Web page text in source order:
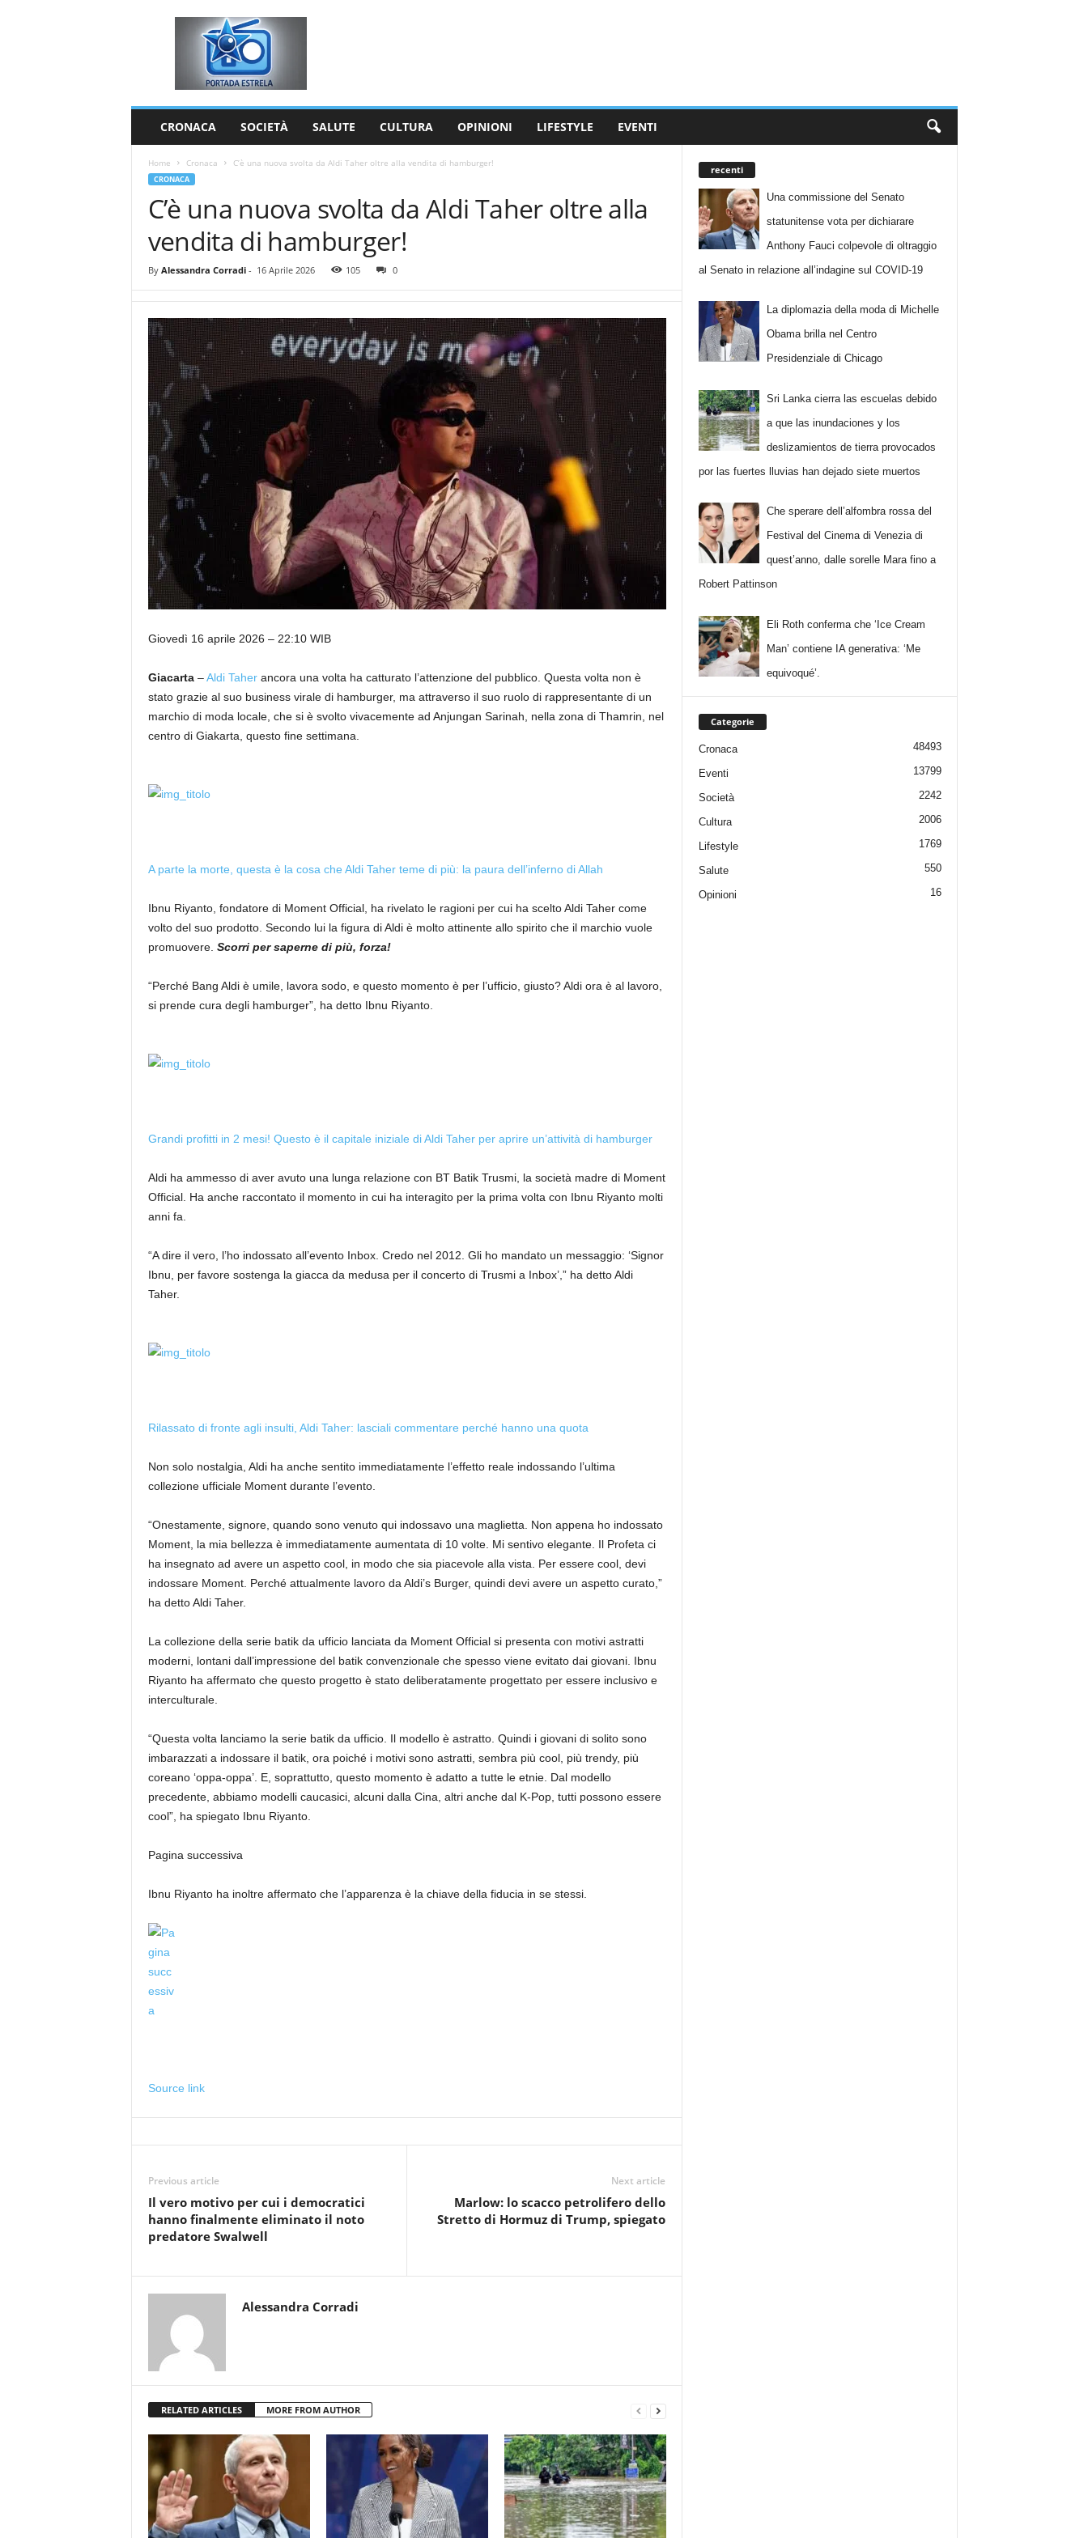
CRONACA SOCIETÀ SALUTE CULTURA OPINIONI LIFESTYLE EVENTI
Home Cronaca C’è una nuova svolta da Aldi Taher oltre alla vendita di hamburger!
CRONACA
C’è una nuova svolta da Aldi Taher oltre alla
vendita di hamburger!
By Alessandra Corradi- 16 Aprile 2026 105 0
Giovedì 16 aprile 2026 – 22:10 WIB
Giacarta –Aldi Taherancora una volta ha catturato l’attenzione del pubblico. Questa volta non è
stato grazie al suo business virale di hamburger, ma attraverso il suo ruolo di rappresentante di un
marchio di moda locale, che si è svolto vivacemente ad Anjungan Sarinah, nella zona di Thamrin, nel
centro di Giakarta, questo fine settimana.
A parte la morte, questa è la cosa che Aldi Taher teme di più: la paura dell’inferno di Allah
Ibnu Riyanto, fondatore di Moment Official, ha rivelato le ragioni per cui ha scelto Aldi Taher come
volto del suo prodotto. Secondo lui la figura di Aldi è molto attinente allo spirito che il marchio vuole
promuovere. Scorri per saperne di più, forza!
“Perché Bang Aldi è umile, lavora sodo, e questo momento è per l’ufficio, giusto? Aldi ora è al lavoro,
si prende cura degli hamburger”, ha detto Ibnu Riyanto.
Grandi profitti in 2 mesi! Questo è il capitale iniziale di Aldi Taher per aprire un’attività di hamburger
Aldi ha ammesso di aver avuto una lunga relazione con BT Batik Trusmi, la società madre di Moment
Official. Ha anche raccontato il momento in cui ha interagito per la prima volta con Ibnu Riyanto molti
anni fa.
“A dire il vero, l’ho indossato all’evento Inbox. Credo nel 2012. Gli ho mandato un messaggio: ‘Signor
Ibnu, per favore sostenga la giacca da medusa per il concerto di Trusmi a Inbox’,” ha detto Aldi
Taher.
Rilassato di fronte agli insulti, Aldi Taher: lasciali commentare perché hanno una quota
Non solo nostalgia, Aldi ha anche sentito immediatamente l’effetto reale indossando l’ultima
collezione ufficiale Moment durante l’evento.
“Onestamente, signore, quando sono venuto qui indossavo una maglietta. Non appena ho indossato
Moment, la mia bellezza è immediatamente aumentata di 10 volte. Mi sentivo elegante. Il Profeta ci
ha insegnato ad avere un aspetto cool, in modo che sia piacevole alla vista. Per essere cool, devi
indossare Moment. Perché attualmente lavoro da Aldi’s Burger, quindi devi avere un aspetto curato,”
ha detto Aldi Taher.
La collezione della serie batik da ufficio lanciata da Moment Official si presenta con motivi astratti
moderni, lontani dall’impressione del batik convenzionale che spesso viene evitato dai giovani. Ibnu
Riyanto ha affermato che questo progetto è stato deliberatamente progettato per essere inclusivo e
interculturale.
“Questa volta lanciamo la serie batik da ufficio. Il modello è astratto. Quindi i giovani di solito sono
imbarazzati a indossare il batik, ora poiché i motivi sono astratti, sembra più cool, più trendy, più
coreano ‘oppa-oppa’. E, soprattutto, questo momento è adatto a tutte le etnie. Dal modello
precedente, abbiamo modelli caucasici, alcuni dalla Cina, altri anche dal K-Pop, tutti possono essere
cool”, ha spiegato Ibnu Riyanto.
Pagina successiva
Ibnu Riyanto ha inoltre affermato che l’apparenza è la chiave della fiducia in se stessi.
Source link
Previous article
Il vero motivo per cui i democratici
hanno finalmente eliminato il noto
predatore Swalwell
Next article
Marlow: lo scacco petrolifero dello
Stretto di Hormuz di Trump, spiegato
Alessandra Corradi
RELATED ARTICLES MORE FROM AUTHOR
recenti
Una commissione del Senato
statunitense vota per dichiarare
Anthony Fauci colpevole di oltraggio
al Senato in relazione all’indagine sul COVID-19
La diplomazia della moda di Michelle
Obama brilla nel Centro
Presidenziale di Chicago
Sri Lanka cierra las escuelas debido
a que las inundaciones y los
deslizamientos de tierra provocados
por las fuertes lluvias han dejado siete muertos
Che sperare dell’alfombra rossa del
Festival del Cinema di Venezia di
quest’anno, dalle sorelle Mara fino a
Robert Pattinson
Eli Roth conferma che ‘Ice Cream
Man’ contiene IA generativa: ‘Me
equivoqué’.
Categorie
Cronaca 48493
Eventi 13799
Società 2242
Cultura 2006
Lifestyle 1769
Salute 550
Opinioni 16